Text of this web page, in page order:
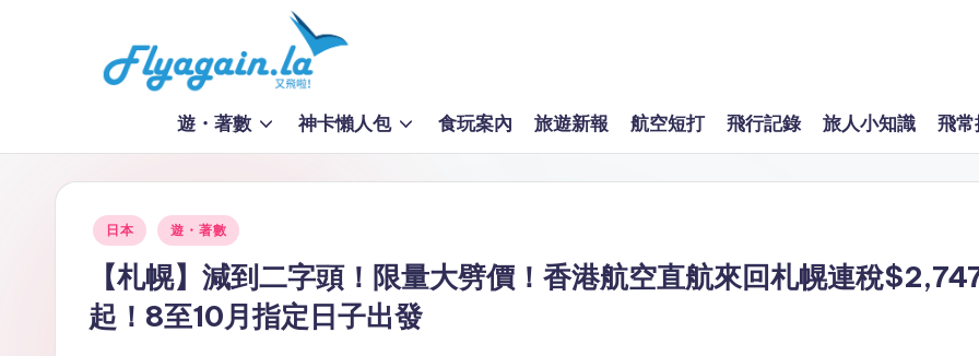
飛
啦
！
Fl
遊・著數 神卡懶人包 食玩案內 旅遊新報 航空短打 飛行記錄 旅人小知識 飛
Posted
日本 遊・著數
【札幌】減到二字頭！限量大劈價！香港航空直航來回札幌連稅
起！8至10月指定日子出發